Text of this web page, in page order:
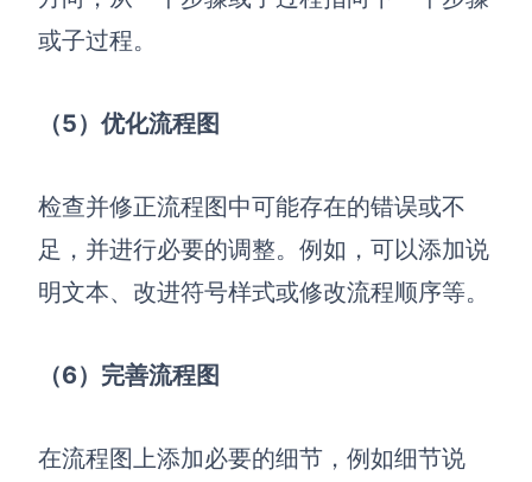
企业版申请试用
满足企业级团队协作和管理需求
知识分享社区
探索创意灵感与高效协作技巧
或子过程。
（5）优化流程图
检查并修正流程图中可能存在的错误或不
足，并进行必要的调整。例如，可以添加说
明文本、改进符号样式或修改流程顺序等。
（6）完善流程图
在流程图上添加必要的细节，例如细节说